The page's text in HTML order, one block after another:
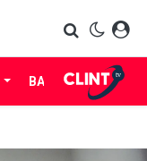
BABES LIFE